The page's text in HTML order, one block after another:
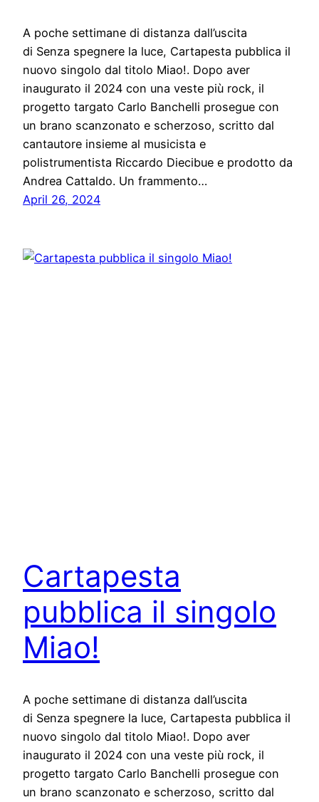
A poche settimane di distanza dall’uscita
di Senza spegnere la luce, Cartapesta pubblica il
nuovo singolo dal titolo Miao!. Dopo aver
inaugurato il 2024 con una veste più rock, il
progetto targato Carlo Banchelli prosegue con
un brano scanzonato e scherzoso, scritto dal
cantautore insieme al musicista e
polistrumentista Riccardo Diecibue e prodotto da
Andrea Cattaldo. Un frammento…
April 26, 2024
Cartapesta
pubblica il singolo
Miao!
A poche settimane di distanza dall’uscita
di Senza spegnere la luce, Cartapesta pubblica il
nuovo singolo dal titolo Miao!. Dopo aver
inaugurato il 2024 con una veste più rock, il
progetto targato Carlo Banchelli prosegue con
un brano scanzonato e scherzoso, scritto dal